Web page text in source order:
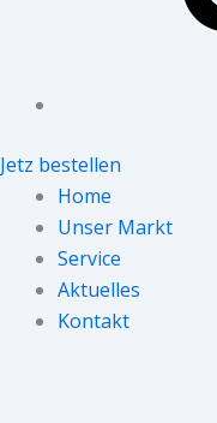
Jetz bestellen
Home
Unser Markt
Service
Aktuelles
Kontakt